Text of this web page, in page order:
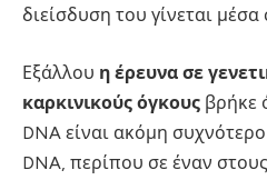
διείσδυση του γίνεται
Εξάλλου η έρευνα σε
καρκινικούς όγκους βρήκε
DNA είναι ακόμη
DNA, περίπου σε έναν